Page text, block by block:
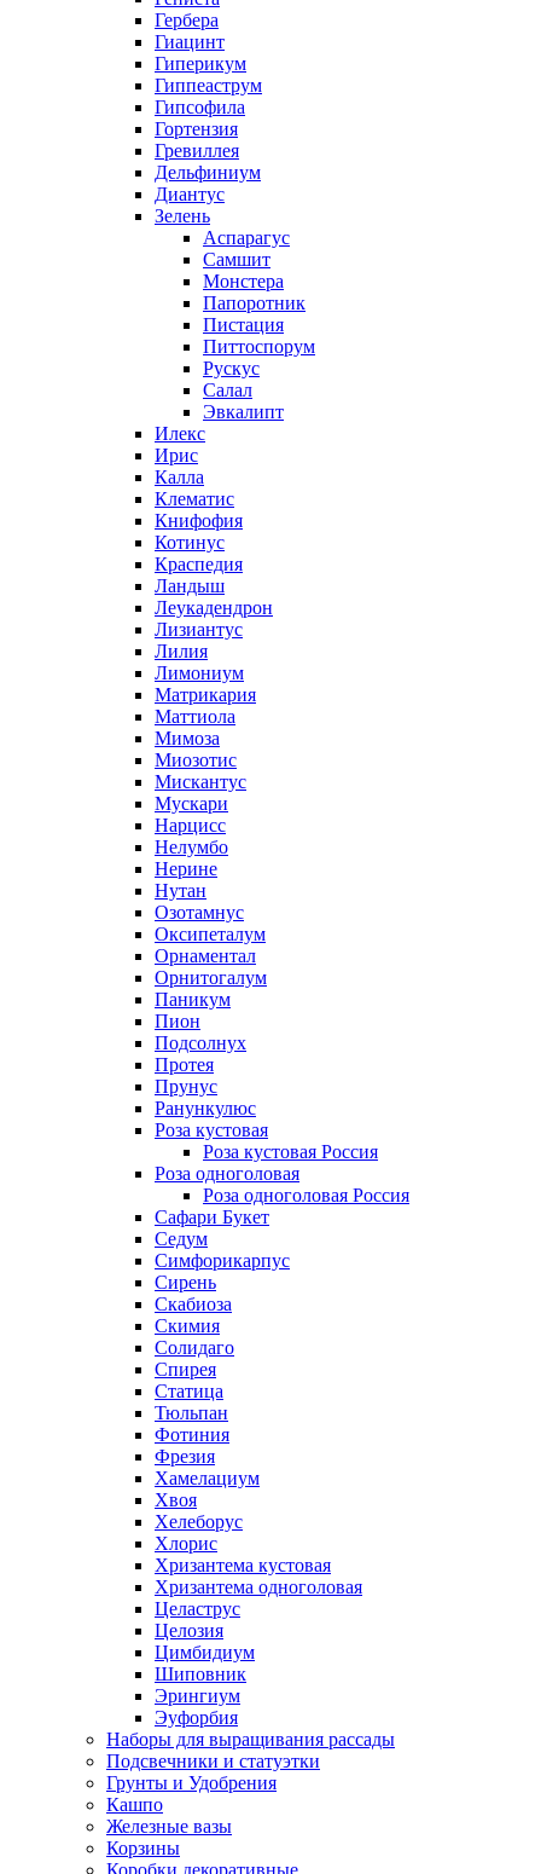
Гербера
Гиацинт
Гиперикум
Гиппеаструм
Гипсофила
Гортензия
Гревиллея
Дельфиниум
Диантус
Зелень
Аспарагус
Самшит
Монстера
Папоротник
Пистация
Питтоспорум
Рускус
Салал
Эвкалипт
Илекс
Ирис
Калла
Клематис
Книфофия
Котинус
Краспедия
Ландыш
Леукадендрон
Лизиантус
Лилия
Лимониум
Матрикария
Маттиола
Мимоза
Миозотис
Мискантус
Мускари
Нарцисс
Нелумбо
Нерине
Нутан
Озотамнус
Оксипеталум
Орнаментал
Орнитогалум
Паникум
Пион
Подсолнух
Протея
Прунус
Ранункулюс
Роза кустовая
Роза кустовая Россия
Роза одноголовая
Роза одноголовая Россия
Сафари Букет
Седум
Симфорикарпус
Сирень
Скабиоза
Скимия
Солидаго
Спирея
Статица
Тюльпан
Фотиния
Фрезия
Хамелациум
Хвоя
Хелеборус
Хлорис
Хризантема кустовая
Хризантема одноголовая
Целаструс
Целозия
Цимбидиум
Шиповник
Эрингиум
Эуфорбия
Наборы для выращивания рассады
Подсвечники и статуэтки
Грунты и Удобрения
Кашпо
Железные вазы
Корзины
Коробки декоративные